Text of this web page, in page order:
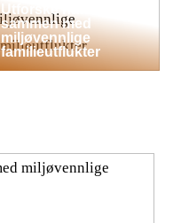
Utforske naturen
sammen med
miljøvennlige
familieutflukter